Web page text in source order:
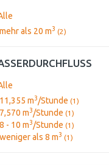
mehr als 20 m3 (2)
11,355 m3/Stunde (1)
7,570 m3/Stunde (1)
8 - 10 m3/Stunde (1)
weniger als 8 m3 (1)